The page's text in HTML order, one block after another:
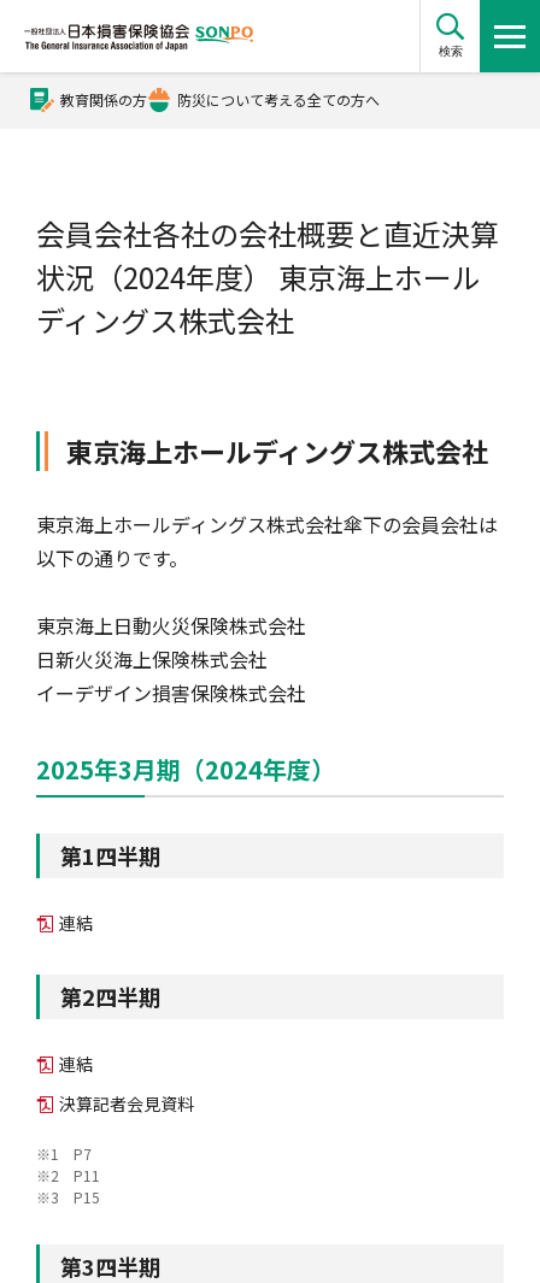
検索
公式Xアカウント
公式YouTubeチャンネル
損害保険とは？
火災保険
地震保険
傷害保険
医療・介護保険
個人賠償責任保険
風水雪災等による損害を補償する損害保険
ペット保険
協会概要
業務・財務等に関する資料
規範、方針、指針・基準、ガイドライン等
採用情報
所在地（本部・支部）
損害保険お役立ち情報
損害保険会社の概況
各社の商品について
お客様の声を受けた取り組み
保険金の支払状況（第三分野）
会員会社等一覧
試験・研修トップ
損害保険代理店について
「損害保険登録鑑定人」認定試験
アジャスター試験
医療研修
交通事故医療研究助成
統計・刊行物・報告書
統計・刊行物・報告書トップ
統計
刊行物・報告書
お知らせ
お知らせトップ
最新情報
協会ニュースリリース
会員各社ニュースリリース
協会からのお知らせ
相談・通報等窓口
相談・通報等窓口トップ
損害保険の相談窓口
自然災害損保契約のご照会
他の紛争解決機関等
教育関係の方 防災について考える全ての方へ
会員会社各社の会社概要と直近決算
状況（2024年度） 東京海上ホール
ディングス株式会社
東京海上ホールディングス株式会社
東京海上ホールディングス株式会社傘下の会員会社は
以下の通りです。
東京海上日動火災保険株式会社
日新火災海上保険株式会社
イーデザイン損害保険株式会社
2025年3月期（2024年度）
第1四半期
連結
第2四半期
連結
決算記者会見資料
※1 P7
※2 P11
※3 P15
第3四半期